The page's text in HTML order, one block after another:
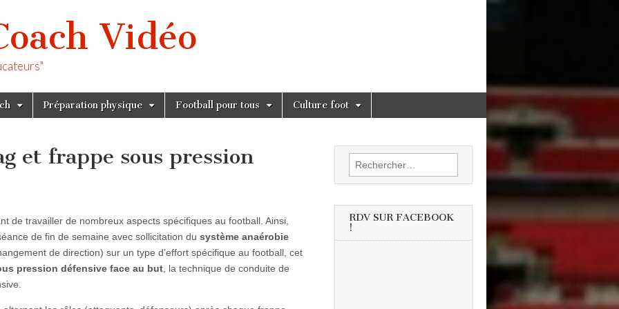
Vidéo
Préparation physique Football pour tous Culture foot
et frappe sous pression
de travailler de nombreux aspects spécifiques au football. Ainsi,
de fin de semaine avec sollicitation du système anaérobie
de direction) sur un type d’effort spécifique au football, cet
pression défensive face au but , la technique de conduite de
Rechercher :
RDV SUR FACEBOOK
!